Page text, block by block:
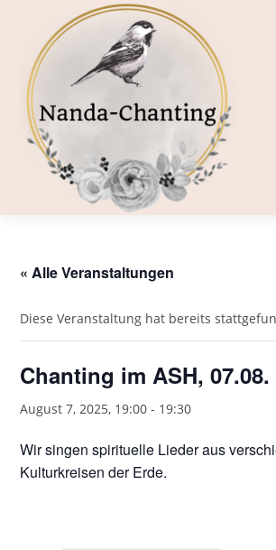
springen
« Alle Veranstaltungen
Diese Veranstaltung hat bereits
Chanting im ASH, 07.08.
August 7, 2025, 19:00 - 19:30
Wir singen spirituelle Lieder aus
Kulturkreisen der Erde.